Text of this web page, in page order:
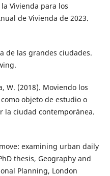
Vivienda para los
de Vivienda de 2023.
de las grandes ciudades.
W. (2018). Moviendo los
objeto de estudio o
la ciudad contemporánea.
examining urban daily
thesis, Geography and
Planning, London